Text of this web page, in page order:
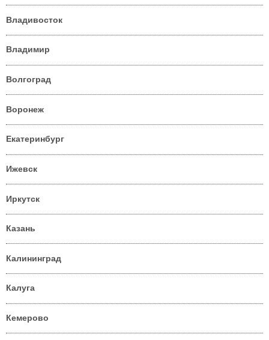
Владивосток
Владимир
Волгоград
Воронеж
Екатеринбург
Ижевск
Иркутск
Казань
Калининград
Калуга
Кемерово